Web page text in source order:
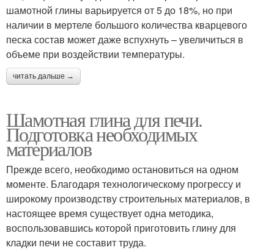
шамотной глины варьируется от 5 до 18%, но при
наличии в мертеле большого количества кварцевого
песка состав может даже вспухнуть – увеличиться в
объеме при воздействии температуры.
читать дальше →
Шамотная глина для печи.
Подготовка необходимых
материалов
Прежде всего, необходимо остановиться на одном
моменте. Благодаря технологическому прогрессу и
широкому производству строительных материалов, в
настоящее время существует одна методика,
воспользовавшись которой приготовить глину для
кладки печи не составит труда.